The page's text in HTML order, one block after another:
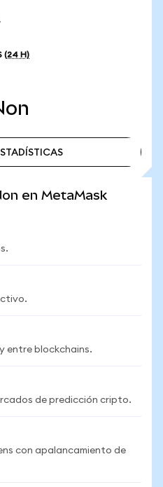
(24 H)
en MetaMask
entre blockchains.
de predicción cripto.
con apalancamiento de